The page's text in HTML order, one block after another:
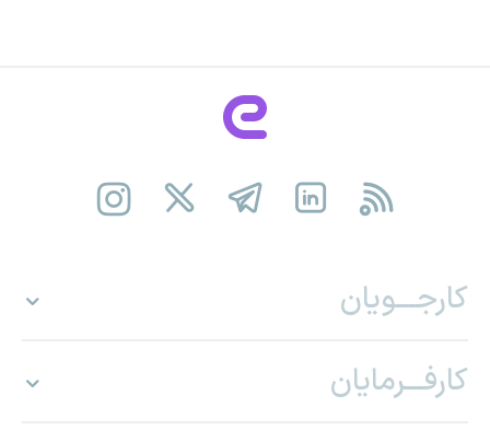
کارجـــویان
کارفـــرمایان